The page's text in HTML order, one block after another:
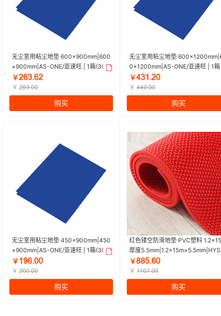
无尘室用粘尘地垫 600×900mm|600
×900mm|AS-ONE/亚速旺 | 1箱(30
层/张×10张)
￥ŻąľšąŻ
￥ Żąūšŕŕ
购买
无尘室用粘尘地垫
0×1200mm|AS-ONE/亚速旺 | 1
0层/张×10张)
￥țľǴšŻŕ
￥ țțŕšŕŕ
购买
无尘室用粘尘地垫 450×900mm|450
×900mm|AS-ONE/亚速旺 | 1箱(30
层/张×10张)
￥ Ǵūąšŕŕ
￥ Żŕŕšŕŕ
购买
红色镂空防滑地垫 PVC塑料
厚度
C/海斯迪克 | 1卷（15m/卷）
￥ȯȯŲšąŕ
￥ ǴǴŕƞšŕŕ
购买